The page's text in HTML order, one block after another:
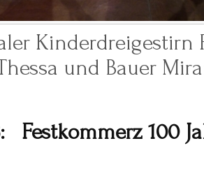
Kinderdreigestirn
und Bauer
Festkommerz 100